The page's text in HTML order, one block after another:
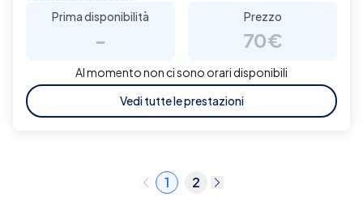
Prima disponibilità
-
Prezzo
70€
Al momento non ci sono orari disponibili
Vedi tutte le prestazioni
1 2